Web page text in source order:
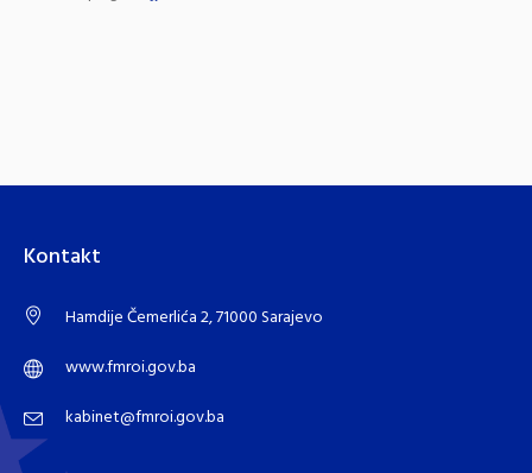
Kontakt
Hamdije Čemerlića 2, 71000 Sarajevo
www.fmroi.gov.ba
kabinet@fmroi.gov.ba